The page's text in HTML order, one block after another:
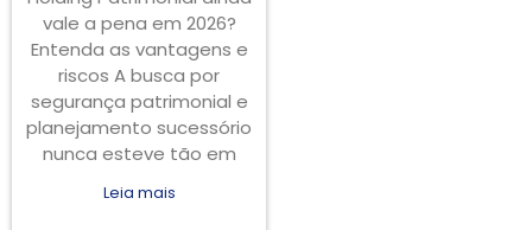
vale a pena em 2026?
Entenda as vantagens e
riscos A busca por
segurança patrimonial e
planejamento sucessório
nunca esteve tão em
Leia mais